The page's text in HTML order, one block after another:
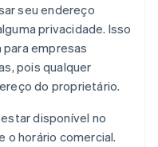
seu endereço
privacidade. Isso
empresas
pois qualquer
do proprietário.
disponível no
o horário comercial.